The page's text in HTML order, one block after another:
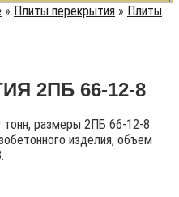
» Плиты перекрытия » Плиты
2ПБ 66-12-8
тонн, размеры 2ПБ 66-12-8
изделия, объем